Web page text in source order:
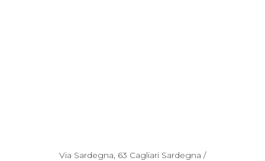
Via Sardegna, 63 Cagliari Sardegna /